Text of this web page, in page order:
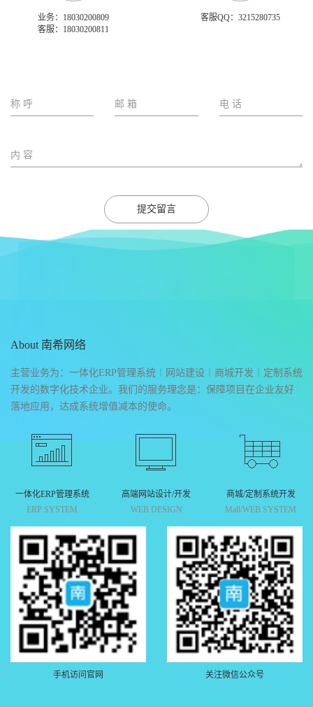
业务：18030200809
客服：18030200811
客服QQ：3215280735
提交留言
About 南希网络
主营业务为：一体化ERP管理系统︱网站建设︱商城开发︱定制系统
开发的数字化技术企业。我们的服务理念是：保障项目在企业友好
落地应用，达成系统增值减本的使命。
一体化ERP管理系统
ERP SYSTEM
高端网站设计/开发
WEB DESIGN
商城/定制系统开发
Mall/WEB SYSTEM
手机访问官网 关注微信公众号